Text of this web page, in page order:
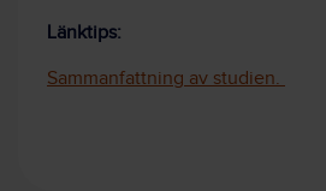
Länktips:
Sammanfattning av studien.